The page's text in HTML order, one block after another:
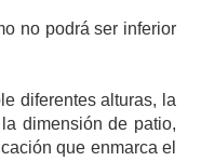
no podrá ser inferior
diferentes alturas, la
dimensión de patio,
que enmarca el